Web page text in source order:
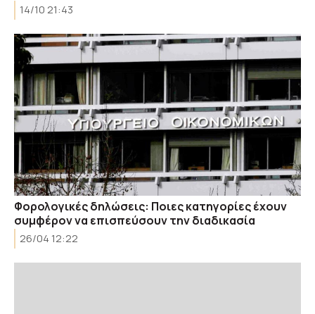
14/10 21:43
Φορολογικές δηλώσεις: Ποιες κατηγορίες έχουν
συμφέρον να επισπεύσουν την διαδικασία
26/04 12:22